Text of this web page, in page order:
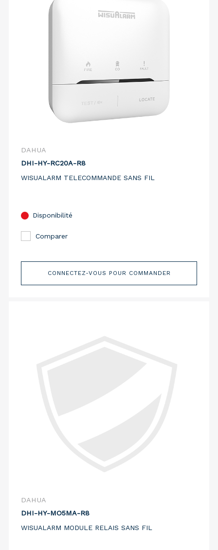
DAHUA
DHI-HY-RC20A-R8
WISUALARM TELECOMMANDE SANS FIL
Disponibilité
Comparer
CONNECTEZ-VOUS POUR COMMANDER
DAHUA
DHI-HY-MO5MA-R8
WISUALARM MODULE RELAIS SANS FIL